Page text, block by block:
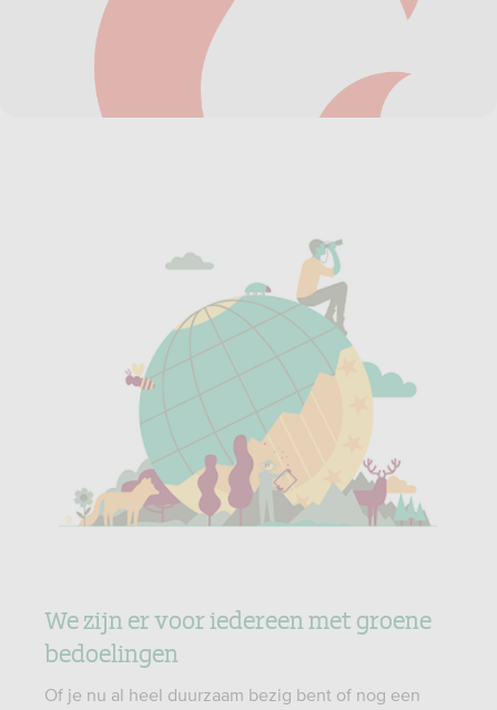
We zijn er voor iedereen met groene
bedoelingen
Of je nu al heel duurzaam bezig bent of nog een